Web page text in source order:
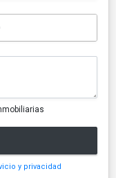
y privacidad